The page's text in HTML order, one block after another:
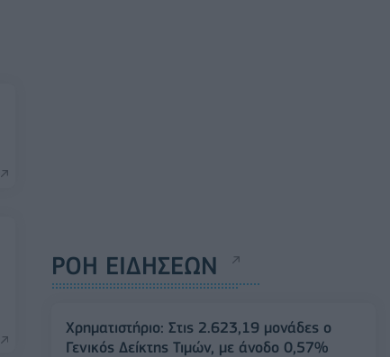
ΡΟΗ ΕΙΔΗΣΕΩΝ
Χρηματιστήριο: Στις 2.623,19 μονάδες ο
Γενικός Δείκτης Τιμών, με άνοδο 0,57%